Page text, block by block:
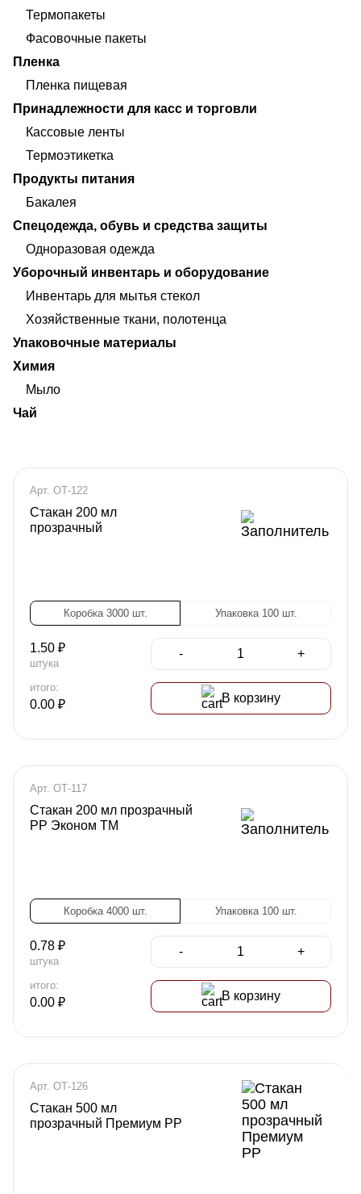
Термопакеты
Фасовочные пакеты
Пленка
Пленка пищевая
Принадлежности для касс и торговли
Кассовые ленты
Термоэтикетка
Продукты питания
Бакалея
Спецодежда, обувь и средства защиты
Одноразовая одежда
Уборочный инвентарь и оборудование
Инвентарь для мытья стекол
Хозяйственные ткани, полотенца
Упаковочные материалы
Химия
Мыло
Чай
Арт. ОТ-122
Стакан 200 мл
прозрачный
Коробка 3000 шт. Упаковка 100 шт.
1.50 ₽
штука
- +
итого:
0.00 ₽ В корзину
Арт. ОТ-117
Стакан 200 мл прозрачный
PP Эконом TM
Коробка 4000 шт. Упаковка 100 шт.
0.78 ₽
штука
- +
итого:
0.00 ₽ В корзину
Арт. ОТ-126
Стакан 500 мл
прозрачный Премиум PP